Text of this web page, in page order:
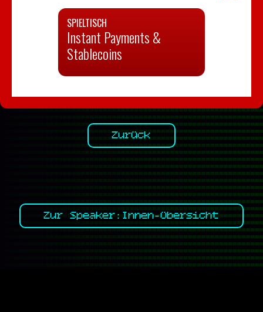
SPIELTISCH
Instant Payments &
Stablecoins
Zurück
Zur Speaker:Innen-Übersicht